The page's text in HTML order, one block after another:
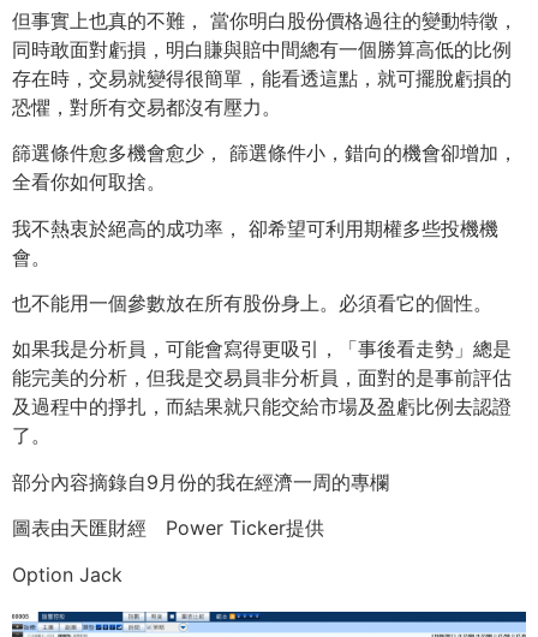
但事實上也真的不難， 當你明白股份價格過往的變動特徵，
同時敢面對虧損，明白賺與賠中間總有一個勝算高低的比例
存在時，交易就變得很簡單，能看透這點，就可擺脫虧損的
恐懼，對所有交易都沒有壓力。
篩選條件愈多機會愈少， 篩選條件小，錯向的機會卻增加，
全看你如何取捨。
我不熱衷於絕高的成功率， 卻希望可利用期權多些投機機
會。
也不能用一個參數放在所有股份身上。必須看它的個性。
如果我是分析員，可能會寫得更吸引，「事後看走勢」總是
能完美的分析，但我是交易員非分析員，面對的是事前評估
及過程中的掙扎，而結果就只能交給市場及盈虧比例去認證
了。
部分內容摘錄自9月份的我在經濟一周的專欄
圖表由天匯財經 Power Ticker提供
Option Jack